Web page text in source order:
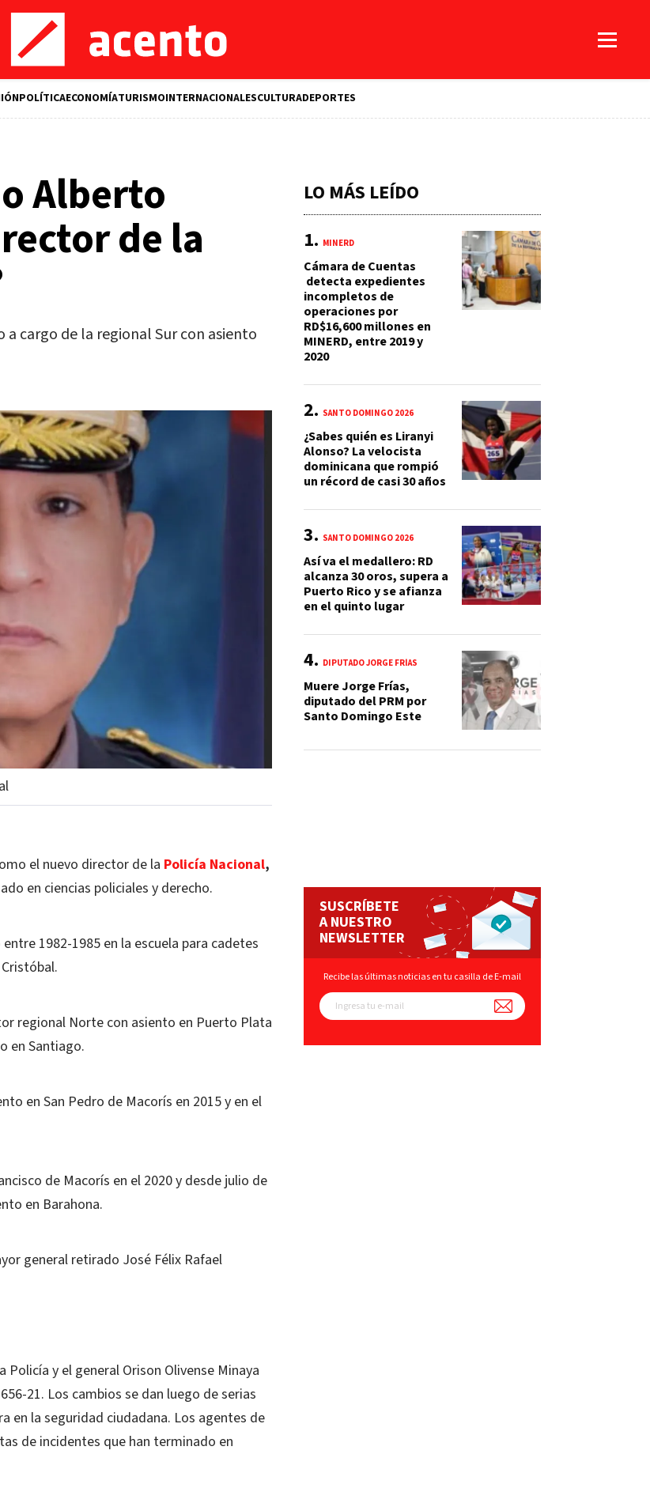
POLÍTICAECONOMÍATURISMOINTERNACIONALESCULTURADEPORTES
Alberto
de la
cargo de la regional Sur con asiento
el nuevo director de la Policía Nacional,
en ciencias policiales y derecho.
1982-1985 en la escuela para cadetes
regional Norte con asiento en Puerto Plata
en Santiago.
en San Pedro de Macorís en 2015 y en el
de Macorís en el 2020 y desde julio de
en Barahona.
general retirado José Félix Rafael
y el general Orison Olivense Minaya
21. Los cambios se dan luego de serias
en la seguridad ciudadana. Los agentes de
de incidentes que han terminado en
LO MÁS LEÍDO
MINERD
Cámara de Cuentas
detecta expedientes
incompletos de
operaciones por
RD$16,600 millones en
MINERD, entre 2019 y
2020
SANTO DOMINGO 2026
¿Sabes quién es Liranyi
Alonso? La velocista
dominicana que rompió
un récord de casi 30 años
SANTO DOMINGO 2026
Así va el medallero: RD
alcanza 30 oros, supera a
Puerto Rico y se afianza
en el quinto lugar
DIPUTADO JORGE FRÍAS
Muere Jorge Frías,
diputado del PRM por
Santo Domingo Este
SUSCRÍBETE
A NUESTRO
NEWSLETTER
Recibe las últimas noticias en tu casilla de E-mail